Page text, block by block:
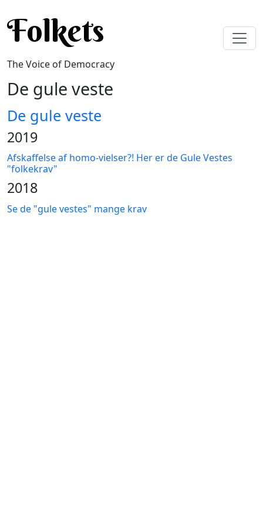
Folkets
The Voice of Democracy
De gule veste
De gule veste
2019
Afskaffelse af homo-vielser?! Her er de Gule Vestes
"folkekrav"
2018
Se de "gule vestes" mange krav